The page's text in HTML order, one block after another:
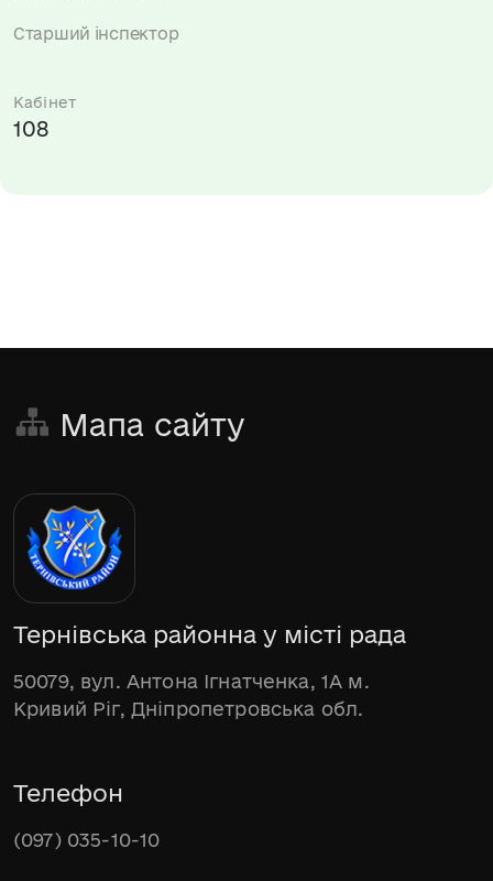
Старший інспектор
Кабінет
108
Мапа сайту
Тернівська районна у місті рада
50079, вул. Антона Ігнатченка, 1А м.
Кривий Ріг, Дніпропетровська обл.
Телефон
(097) 035-10-10